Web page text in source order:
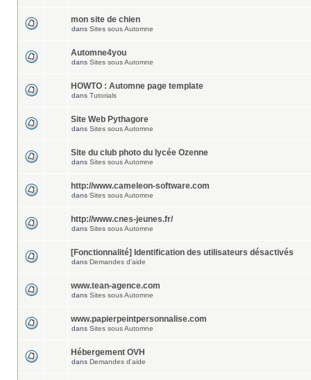
mon site de chien
dans Sites sous Automne
Automne4you
dans Sites sous Automne
HOWTO : Automne page template
dans Tutorials
Site Web Pythagore
dans Sites sous Automne
Site du club photo du lycée Ozenne
dans Sites sous Automne
http://www.cameleon-software.com
dans Sites sous Automne
http://www.cnes-jeunes.fr/
dans Sites sous Automne
[Fonctionnalité] Identification des utilisateurs désactivés
dans Demandes d'aide
www.tean-agence.com
dans Sites sous Automne
www.papierpeintpersonnalise.com
dans Sites sous Automne
Hébergement OVH
dans Demandes d'aide